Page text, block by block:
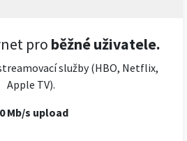
pro běžné uživatele.
služby (HBO, Netflix,
Apple TV).
Mb/s upload